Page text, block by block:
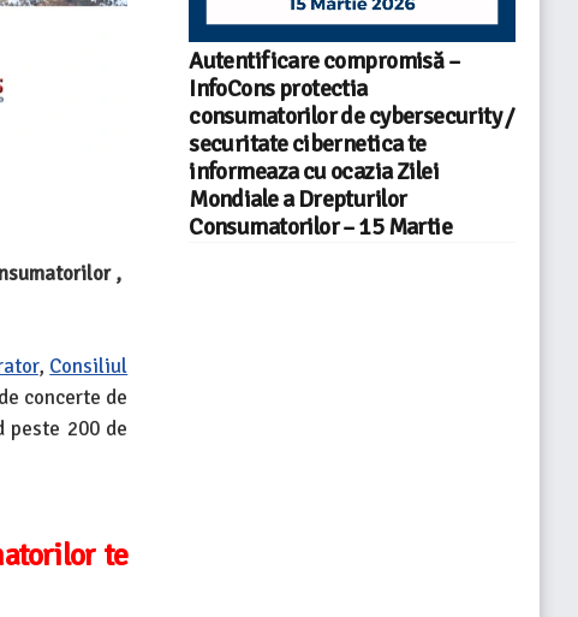
,
, Consiliul
concerte de
peste 200 de
te
Autentificare compromisă –
InfoCons protectia
consumatorilor de cybersecurity /
securitate cibernetica te
informeaza cu ocazia Zilei
Mondiale a Drepturilor
Consumatorilor – 15 Martie